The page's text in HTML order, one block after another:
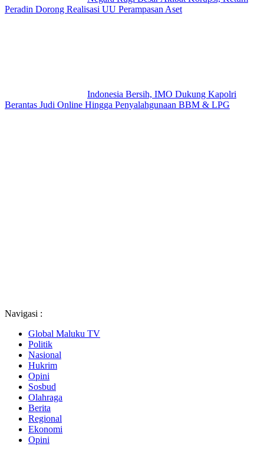
Peradin Dorong Realisasi UU Perampasan Aset
Indonesia Bersih, IMO Dukung Kapolri
Berantas Judi Online Hingga Penyalahgunaan BBM & LPG
Navigasi :
Global Maluku TV
Politik
Nasional
Hukrim
Opini
Sosbud
Olahraga
Berita
Regional
Ekonomi
Opini